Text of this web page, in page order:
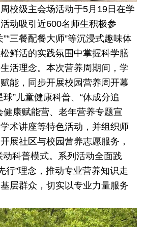
校级主会场活动于5月19日在学
动吸引近600名师生积极参
三餐配餐大师”等沉浸式趣味体
鲜活的实践氛围中掌握科学膳
活理念。本次营养周期间，学
能，同步开展校园营养周开幕
”儿童健康科普、“体成分追
健康赋能营、老年营养专题宣
术讲座等特色活动，并组织师
展社区与校园营养志愿服务，
动科普模式。系列活动全面践
行”理念，推动专业营养知识走
层群众，切实以专业力量服务